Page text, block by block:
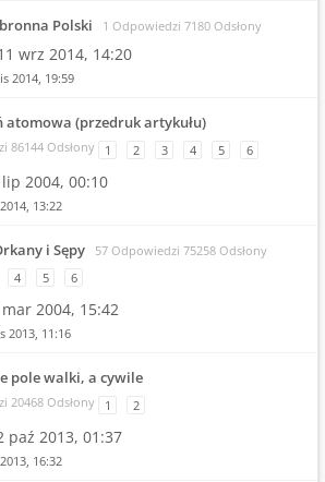
Polski 1 Odpowiedzi 7180 Odsłony
wrz 2014, 14:20
2014, 19:59
atomowa (przedruk artykułu)
86144 Odsłony 1 2 3 4 5 6
2004, 00:10
13:22
i Sępy
57 Odpowiedzi 75258 Odsłony
4 5 6
2004, 15:42
2013, 11:16
pole walki, a cywile
20468 Odsłony 1 2
paź 2013, 01:37
16:32